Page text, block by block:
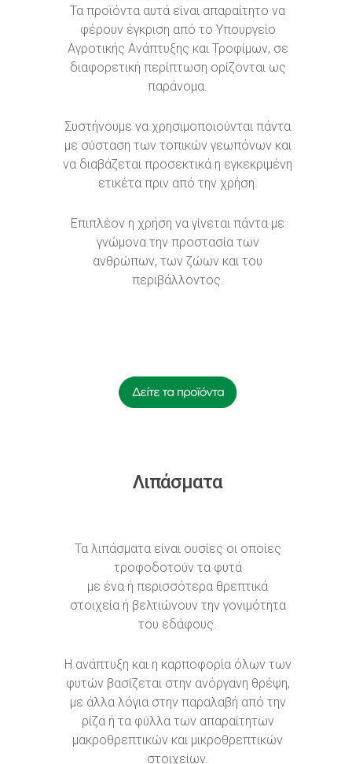
Τα προϊόντα αυτά είναι απαραίτητο να
φέρουν έγκριση από το Υπουργείο
Αγροτικής Ανάπτυξης και Τροφίμων, σε
διαφορετική περίπτωση ορίζονται ως
παράνομα.
Συστήνουμε να χρησιμοποιούνται πάντα
με σύσταση των τοπικών γεωπόνων και
να διαβάζεται προσεκτικά η εγκεκριμένη
ετικέτα πριν από την χρήση.
Επιπλέον η χρήση να γίνεται πάντα με
γνώμονα την προστασία των
ανθρώπων, των ζώων και του
περιβάλλοντος.
Λιπάσματα
Τα λιπάσματα είναι ουσίες οι οποίες
τροφοδοτούν τα φυτά
με ένα ή περισσότερα θρεπτικά
στοιχεία ή βελτιώνουν την γονιμότητα
του εδάφους.
Η ανάπτυξη και η καρποφορία όλων των
φυτών βασίζεται στην ανόργανη θρέψη,
με άλλα λόγια στην παραλαβή από την
ρίζα ή τα φύλλα των απαραίτητων
μακροθρεπτικών και μικροθρεπτικών
στοιχείων.